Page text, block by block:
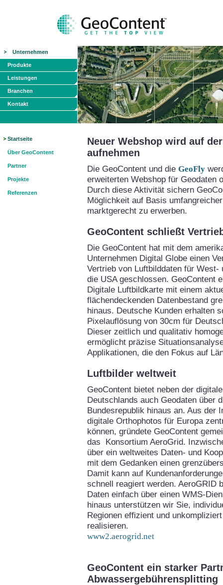
Unternehmen
Produkte
Leistungen
Branchen
Kontakt
Startseite
Über GeoContent
Partner
Projekte
Referenzen
Neuer Webshop wird auf
aufnehmen
Die GeoContent und die GeoFly
erweiterten Webshop für Geodaten
Durch diese Aktivität sichern
Möglichkeit auf Basis
marktgerecht zu erwerben.
GeoContent schließt
Die GeoContent hat mit dem
Unternehmen Digital Globe einen
Vertrieb von Luftbilddaten für West-
die USA geschlossen. GeoContent
Digitale Luftbildkarte mit einem
flächendeckenden Datenbestand
hinaus. Deutsche Kunden erhalten
Pixelauflösung von 30cm für
Dieser zeitlich und qualitativ
ermöglicht präzise
Applikationen, die den Fokus auf
Luftbilder weltweit
GeoContent bietet neben der
Deutschlands auch Geodaten über
Bundesrepublik hinaus an. Aus der
digitale Orthophotos für Europa
können, gründete GeoContent
das Konsortium AeroGrid.
über ein weltweites Daten- und
mit dem Gedanken einen
Damit kann auf
schnell reagiert werden. AeroGRID
Daten einfach über einen WMS-
hinaus unterstützen wir Sie,
Regionen effizient und
realisieren.
www2.aerogrid.net
GeoContent ein starker
Abwassergebührensplitting